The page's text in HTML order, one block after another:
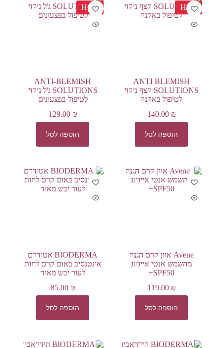
HOT
ANTI BLEMISH
SOLUTIONS קצף ניקוי
לטיפול באקנה
140.00 ₪
הוספה לסל
HOT
ANTI-BLEMISH
SOLUTIONS ג'ל ניקוי
לטיפול בפצעונים
129.00 ₪
הוספה לסל
Avene אוון קרם הגנה
מהשמש אנטי אייגינג
SPF50+
119.00 ₪
הוספה לסל
BIODERMA אטודרם
אינטנסיב באום קרם לחות
לעור יבש מאוד
85.00 ₪
הוספה לסל